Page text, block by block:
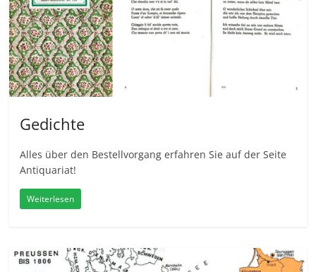
Gedichte
Alles über den Bestellvorgang erfahren Sie auf der Seite
Antiquariat!
Weiterlesen